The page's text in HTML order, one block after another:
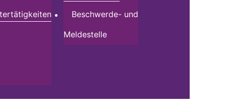
Beschwerde- und
Meldestelle